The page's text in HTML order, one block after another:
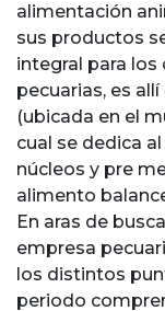
alimentación
sus productos
integral para los
pecuarias, es
(ubicada en el
cual se dedica
núcleos y pre
alimento
En aras de
empresa
los distintos
periodo